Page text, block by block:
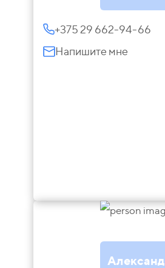
+375 29 662-94-66
Напишите мне